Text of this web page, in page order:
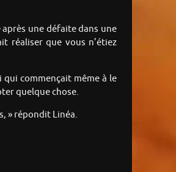
une défaite dans une
réaliser que vous n’étiez
qui commençait même à le
quelque chose.
» répondit Linéa.